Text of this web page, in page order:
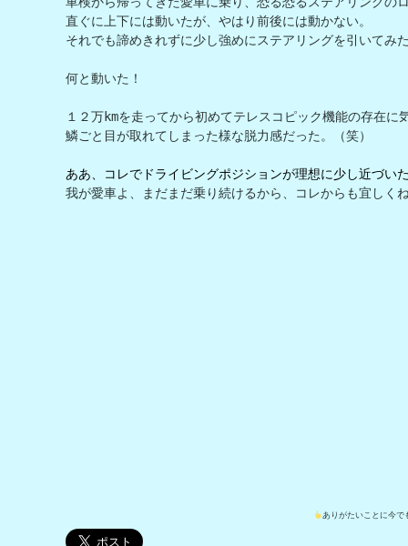
直ぐに上下には動いたが、やはり前後には動かない。
それでも諦めきれずに少し強めにステアリングを引いてみた
何と動いた！
１２万kmを走ってから初めてテレスコピック機能の存在に
鱗ごと目が取れてしまった様な脱力感だった。（笑）
ああ、コレでドライビングポジションが理想に少し近づいた
我が愛車よ、まだまだ乗り続けるから、コレからも宜しくね
ありがたいことに今で